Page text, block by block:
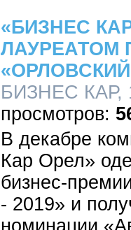
«БИЗНЕС
ЛАУРЕАТОМ
«ОРЛОВСКИЙ
БИЗНЕС КАР,
В декабре
Кар Орел»
бизнес-
- 2019» и
номинации